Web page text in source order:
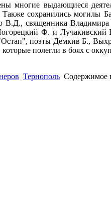
многие выдающиеся
Также сохранились
В.Д., священника
Ф. и
поэты Демкив Б.,
полегли в боях с
Тернополь Содержимое